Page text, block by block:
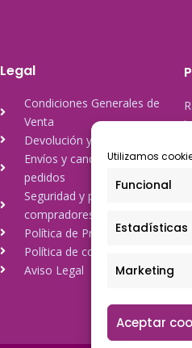
Utilizamos
Funcional
Estadísticas
Marketing
Aceptar
Legal
Condiciones Generales de
Venta
Devolución y reembolso
Envíos y cancelación de
pedidos
Seguridad y protección a
compradores
Política de Privacidad
Política de cookies
Aviso Legal